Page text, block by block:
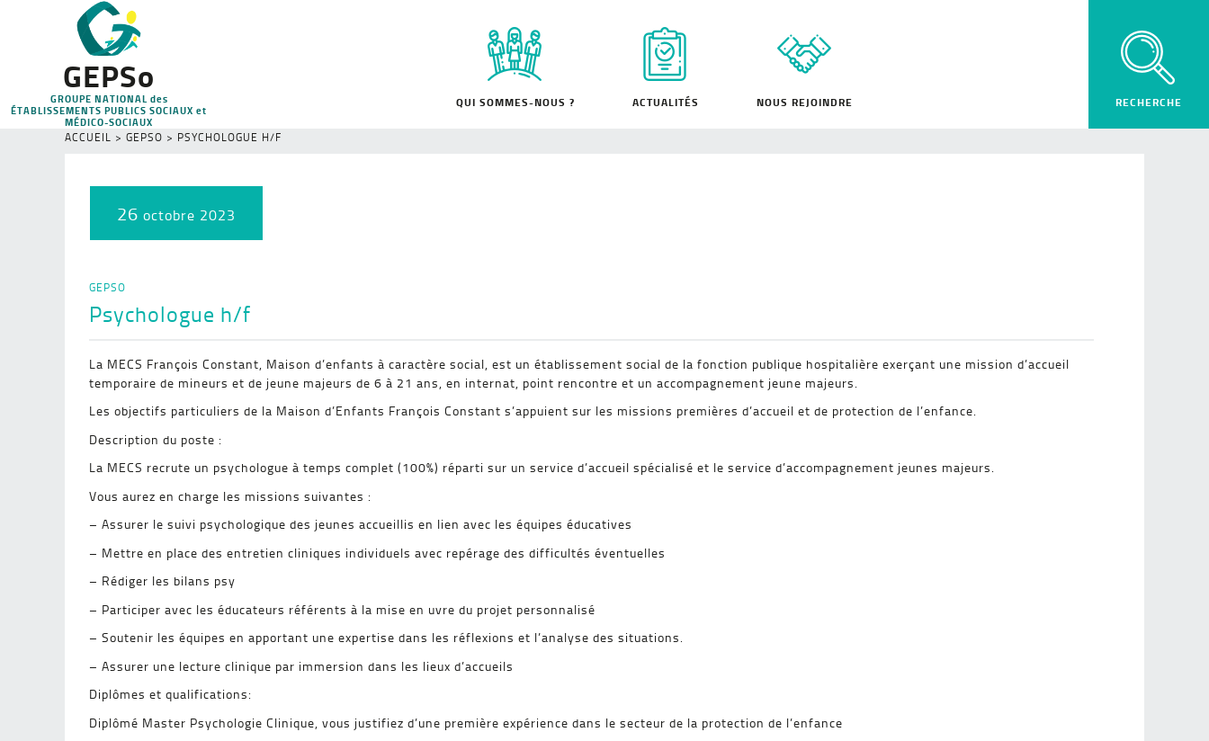
GEPSo
GROUPE NATIONAL des
ÉTABLISSEMENTS PUBLICS SOCIAUX et
MÉDICO-SOCIAUX
QUI SOMMES-NOUS ? ACTUALITÉS NOUS REJOINDRE
ACCUEIL > GEPSO > PSYCHOLOGUE H/F
26 octobre 2023
GEPSO
Psychologue h/f
La MECS François Constant, Maison d’enfants à caractère social, est un établissement social de la fonction publique hospitalière exerçant une mission d’accueil
temporaire de mineurs et de jeune majeurs de 6 à 21 ans, en internat, point rencontre et un accompagnement jeune majeurs.
Les objectifs particuliers de la Maison d’Enfants François Constant s’appuient sur les missions premières d’accueil et de protection de l’enfance.
Description du poste :
La MECS recrute un psychologue à temps complet (100%) réparti sur un service d’accueil spécialisé et le service d’accompagnement jeunes majeurs.
Vous aurez en charge les missions suivantes :
– Assurer le suivi psychologique des jeunes accueillis en lien avec les équipes éducatives
– Mettre en place des entretien cliniques individuels avec repérage des difficultés éventuelles
– Rédiger les bilans psy
– Participer avec les éducateurs référents à la mise en uvre du projet personnalisé
– Soutenir les équipes en apportant une expertise dans les réflexions et l’analyse des situations.
– Assurer une lecture clinique par immersion dans les lieux d’accueils
Diplômes et qualifications:
Diplômé Master Psychologie Clinique, vous justifiez d’une première expérience dans le secteur de la protection de l’enfance